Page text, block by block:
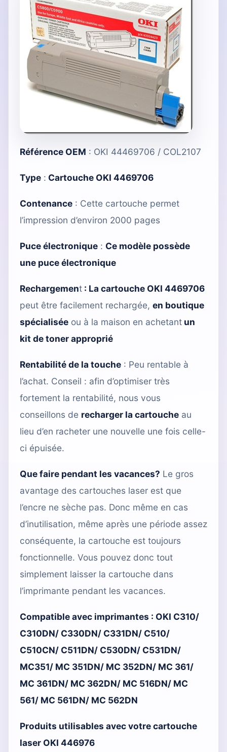
Référence OEM : OKI 44469706 / COL2107
Type : Cartouche OKI 4469706
Contenance : Cette cartouche permet
l’impression d’environ 2000 pages
Puce électronique : Ce modèle possède
une puce électronique
Rechargement : La cartouche OKI 4469706
peut être facilement rechargée, en boutique
spécialisée ou à la maison en achetant un
kit de toner approprié
Rentabilité de la touche : Peu rentable à
l’achat. Conseil : afin d’optimiser très
fortement la rentabilité, nous vous
conseillons de recharger la cartouche au
lieu d’en racheter une nouvelle une fois celle-
ci épuisée.
Que faire pendant les vacances? Le gros
avantage des cartouches laser est que
l’encre ne sèche pas. Donc même en cas
d’inutilisation, même après une période assez
conséquente, la cartouche est toujours
fonctionnelle. Vous pouvez donc tout
simplement laisser la cartouche dans
l’imprimante pendant les vacances.
Compatible avec imprimantes : OKI C310/
C310DN/ C330DN/ C331DN/ C510/
C510CN/ C511DN/ C530DN/ C531DN/
MC351/ MC 351DN/ MC 352DN/ MC 361/
MC 361DN/ MC 362DN/ MC 516DN/ MC
561/ MC 561DN/ MC 562DN
Produits utilisables avec votre cartouche
laser OKI 446976